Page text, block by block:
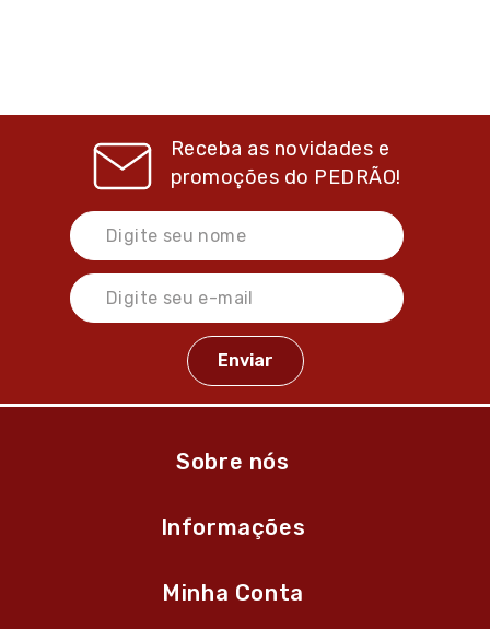
Receba as novidades e
promoções do PEDRÃO!
Sobre nós
Informações
Minha Conta